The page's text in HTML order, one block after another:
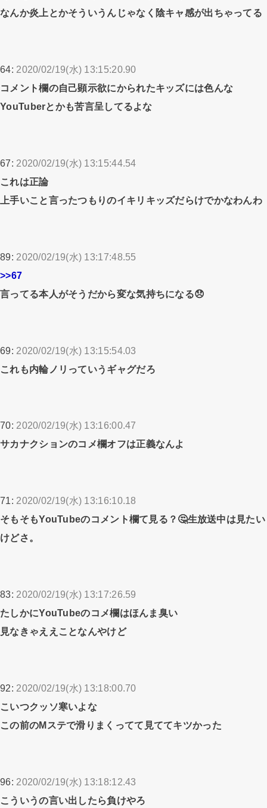
なんか炎上とかそういうんじゃなく陰キャ感が出ちゃってる
64: 2020/02/19(水) 13:15:20.90
コメント欄の自己顕示欲にかられたキッズには色んな
YouTuberとかも苦言呈してるよな
67: 2020/02/19(水) 13:15:44.54
これは正論
上手いこと言ったつもりのイキリキッズだらけでかなわんわ
89: 2020/02/19(水) 13:17:48.55
>>67
言ってる本人がそうだから変な気持ちになる😞
69: 2020/02/19(水) 13:15:54.03
これも内輪ノリっていうギャグだろ
70: 2020/02/19(水) 13:16:00.47
サカナクションのコメ欄オフは正義なんよ
71: 2020/02/19(水) 13:16:10.18
そもそもYouTubeのコメント欄て見る？🤔生放送中は見たい
けどさ。
83: 2020/02/19(水) 13:17:26.59
たしかにYouTubeのコメ欄はほんま臭い
見なきゃええことなんやけど
92: 2020/02/19(水) 13:18:00.70
こいつクッソ寒いよな
この前のMステで滑りまくってて見ててキツかった
96: 2020/02/19(水) 13:18:12.43
こういうの言い出したら負けやろ